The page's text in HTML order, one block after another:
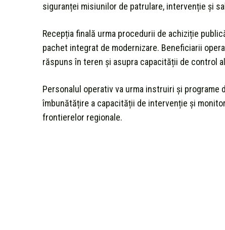
siguranței misiunilor de patrulare, intervenție și
Recepția finală urma procedurii de achiziție
pachet integrat de modernizare. Beneficiarii
răspuns în teren și asupra capacității de control
Personalul operativ va urma instruiri și
îmbunătățire a capacității de intervenție și
frontierelor regionale.